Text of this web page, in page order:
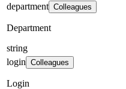
department Colleagues
Department
string
login Colleagues
Login